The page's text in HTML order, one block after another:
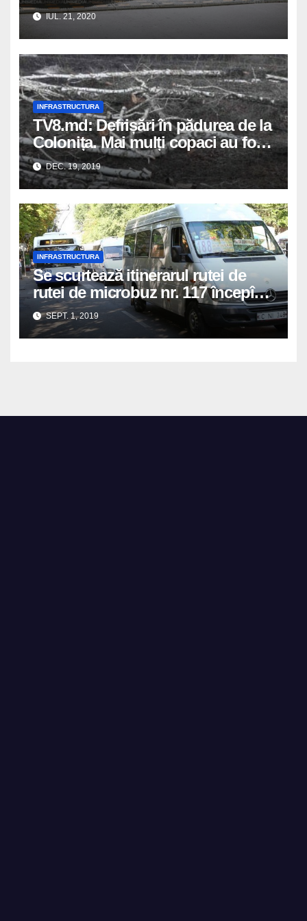
august în satul Colonița
IUL. 21, 2020
INFRASTRUCTURA
TV8.md: Defrișări în pădurea de la
Colonița. Mai mulți copaci au fost
tăiați. Motivul
DEC. 19, 2019
INFRASTRUCTURA
Se scurtează itinerarul rutei de
rutei de microbuz nr. 117 începînd
cu 1 septembrie 2019
SEPT. 1, 2019